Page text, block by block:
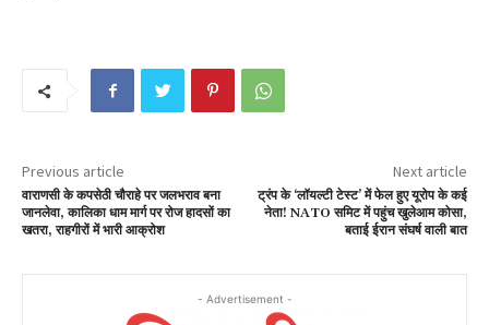
Previous article
वाराणसी के कपसेठी चौराहे पर जलभराव बना
जानलेवा, कालिका धाम मार्ग पर रोज हादसों का
खतरा, राहगीरों में भारी आक्रोश
Next article
ट्रंप के ‘लॉयल्टी टेस्ट’ में फेल हुए यूरोप के कई
नेता! NATO समिट में पहुंच खुलेआम कोसा,
बताई ईरान संघर्ष वाली बात
- Advertisement -